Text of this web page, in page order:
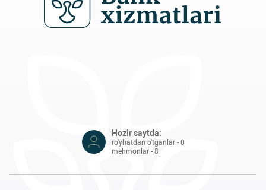
ro'yhatdan o'tganlar - 0
mehmonlar - 8